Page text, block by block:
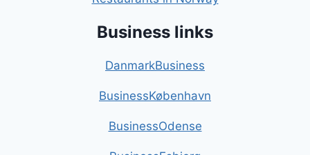
Business links
DanmarkBusiness
BusinessKøbenhavn
BusinessOdense